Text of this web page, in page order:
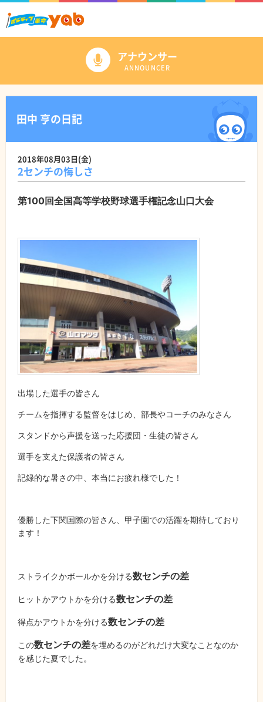
アナウンサー
ANNOUNCER
田中 亨の日記
2018年08月03日(金)
2センチの悔しさ
第100回全国高等学校野球選手権記念山口大会
出場した選手の皆さん
チームを指揮する監督をはじめ、部長やコーチのみなさん
スタンドから声援を送った応援団・生徒の皆さん
選手を支えた保護者の皆さん
記録的な暑さの中、本当にお疲れ様でした！
優勝した下関国際の皆さん、甲子園での活躍を期待しており
ます！
ストライクかボールかを分ける数センチの差
ヒットかアウトかを分ける数センチの差
得点かアウトかを分ける数センチの差
この数センチの差を埋めるのがどれだけ大変なことなのか
を感じた夏でした。